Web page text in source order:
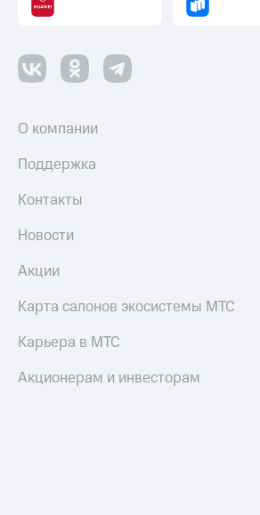
О компании
Поддержка
Контакты
Новости
Акции
Карта салонов экосистемы МТС
Карьера в МТС
Акционерам и инвесторам